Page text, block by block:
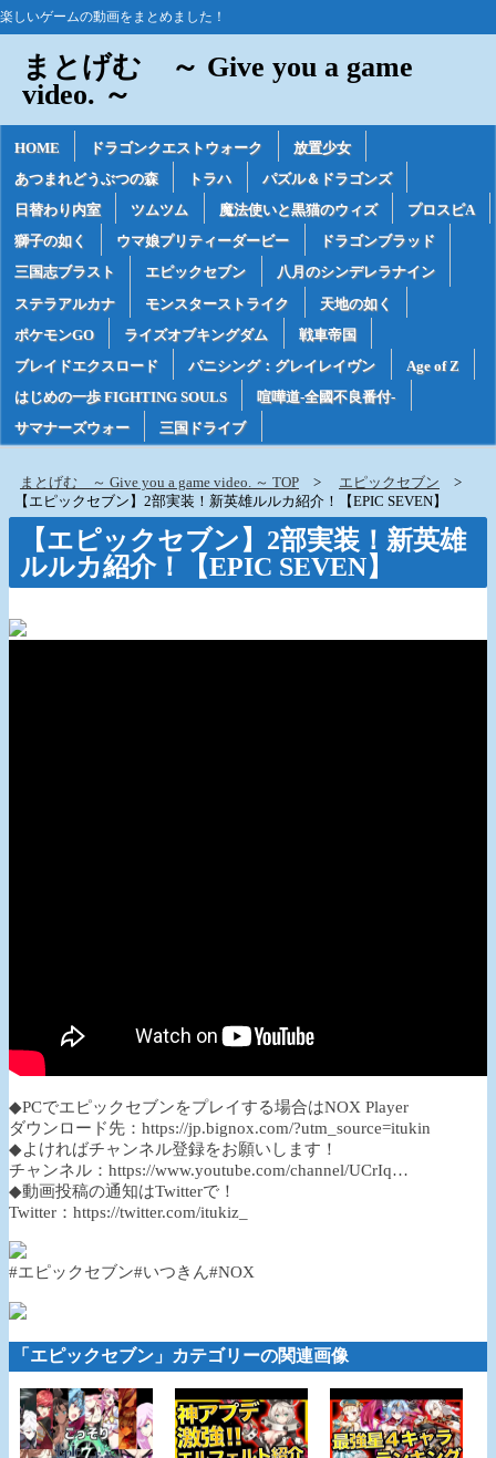
楽しいゲームの動画をまとめました！
まとげむ ～ Give you a game
video. ～
HOME ドラゴンクエストウォーク
放置少女
あつまれどうぶつの森
トラハ
パズル＆ドラゴンズ
日替わり内室
ツムツム 魔法使いと黒猫のウィズ
プロスピA
獅子の如く
ウマ娘プリティーダービー
ドラゴンブラッド
三国志ブラスト
エピックセブン
八月のシンデレラナイン
ステラアルカナ
モンスターストライク
天地の如く
ポケモンGO
ライズオブキングダム
戦車帝国
ブレイドエクスロード
パニシング：グレイレイヴン
Age of Z
はじめの一歩 FIGHTING SOULS
喧嘩道-全國不良番付-
サマナーズウォー
三国ドライブ
まとげむ ～ Give you a game video. ～ TOP
エピックセブン
【エピックセブン】2部実装！新英雄ルルカ紹介！【EPIC SEVEN】
【エピックセブン】2部実装！新英雄
ルルカ紹介！【EPIC SEVEN】
◆PCでエピックセブンをプレイする場合はNOX Player
ダウンロード先：https://jp.bignox.com/?utm_source=itukin
◆よければチャンネル登録をお願いします！
チャンネル：https://www.youtube.com/channel/UCrIq…
◆動画投稿の通知はTwitterで！
Twitter：https://twitter.com/itukiz_
#エピックセブン#いつきん#NOX
「エピックセブン」カテゴリーの関連画像